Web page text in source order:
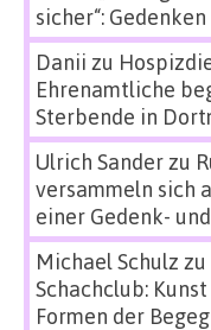
sicher“:
Danii zu
Ehrenamtliche
Sterbende in
Ulrich Sanderzu
versammeln sich
einer Gedenk-
Michael Schulz zu
Schachclub:
Formen der